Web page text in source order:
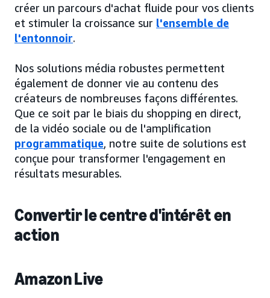
créer un parcours d'achat fluide pour vos clients
et stimuler la croissance sur l'ensemble de
l'entonnoir.
Nos solutions média robustes permettent
également de donner vie au contenu des
créateurs de nombreuses façons différentes.
Que ce soit par le biais du shopping en direct,
de la vidéo sociale ou de l'amplification
programmatique, notre suite de solutions est
conçue pour transformer l'engagement en
résultats mesurables.
Convertir le centre d'intérêt en
action
Amazon Live